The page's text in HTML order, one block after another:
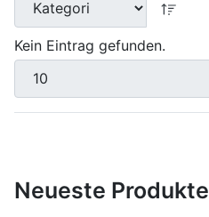
Kein Eintrag gefunden.
Neueste Produkte